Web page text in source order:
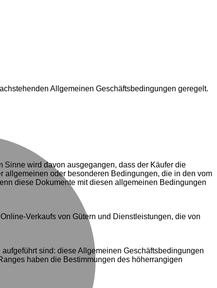
Allgemeinen Geschäftsbedingungen geregelt.
wird davon ausgegangen, dass der Käufer die
oder besonderen Bedingungen, die in den vom
diese Dokumente mit diesen allgemeinen Bedingungen
Verkaufs von Gütern und Dienstleistungen, die von
sind: diese Allgemeinen Geschäftsbedingungen
haben die Bestimmungen des höherrangigen